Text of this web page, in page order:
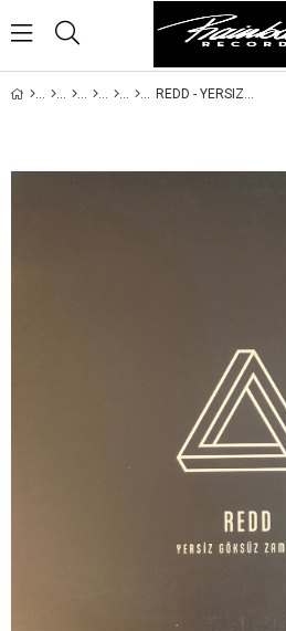
REDD - YERSIZ GOKSUZ ZAMANLAR